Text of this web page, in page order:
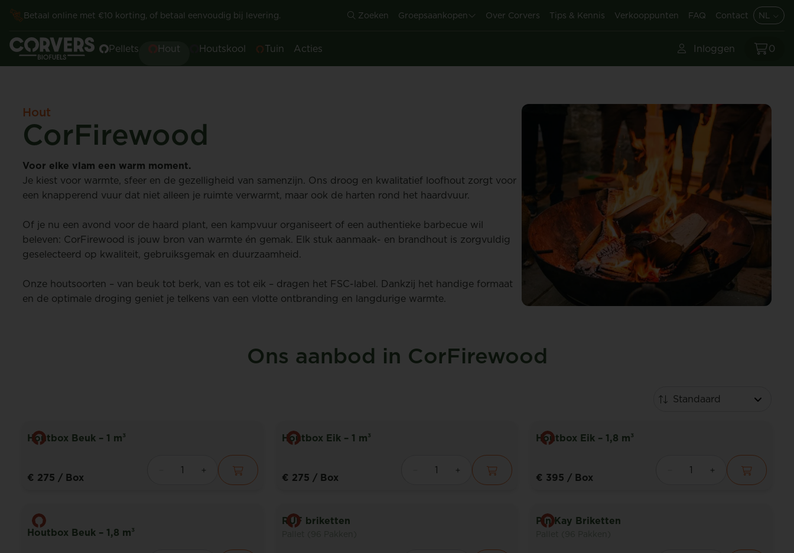
Betaal online met €10 korting, of betaal eenvoudig bij levering. Zoeken Groepsaankopen Over Corvers Tips & Kennis Verkooppunten FAQ Contact NL
Pellets Hout Houtskool Tuin Acties Inloggen 0
Hout
CorFirewood
Voor elke vlam een warm moment.
Je kiest voor warmte, sfeer en de gezelligheid van samenzijn. Ons droog en kwalitatief loofhout zorgt voor
een knapperend vuur dat niet alleen je ruimte verwarmt, maar ook de harten rond het haardvuur.
Of je nu een avond voor de haard plant, een kampvuur organiseert of een authentieke barbecue wil
beleven: CorFirewood is jouw bron van warmte én gemak. Elk stuk aanmaak- en brandhout is zorgvuldig
geselecteerd op kwaliteit, gebruiksgemak en duurzaamheid.
Onze houtsoorten – van beuk tot berk, van es tot eik – dragen het FSC-label. Dankzij het handige formaat
en de optimale droging geniet je telkens van een vlotte ontbranding en langdurige warmte.
Ons aanbod in CorFirewood
Houtbox Beuk – 1 m³
€ 275 / Box
Houtbox Eik – 1 m³
€ 275 / Box
Houtbox Eik – 1,8 m³
€ 395 / Box
Houtbox Beuk – 1,8 m³
RUF briketten PiniKay Briketten